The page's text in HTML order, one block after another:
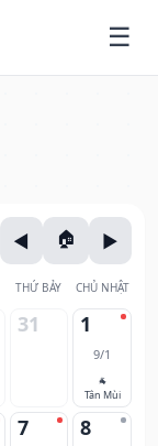
THỨ BẢY CHỦ NHẬT
31 1
9/1
🐐
Tân Mùi
7 8